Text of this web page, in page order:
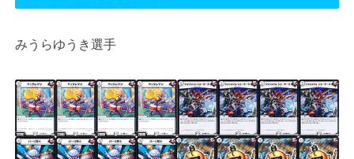
みうらゆうき選手